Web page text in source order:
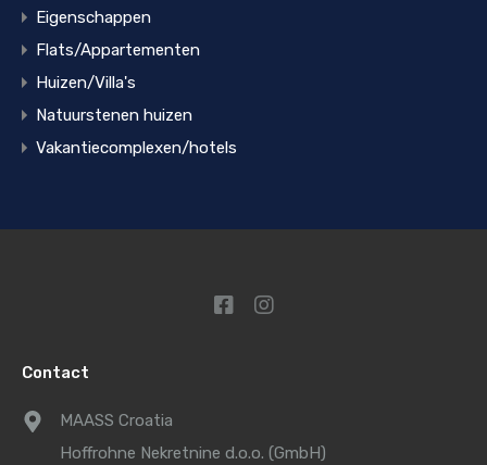
Eigenschappen
Flats/Appartementen
Huizen/Villa's
Natuurstenen huizen
Vakantiecomplexen/hotels
Contact
MAASS Croatia
Hoffrohne Nekretnine d.o.o. (GmbH)